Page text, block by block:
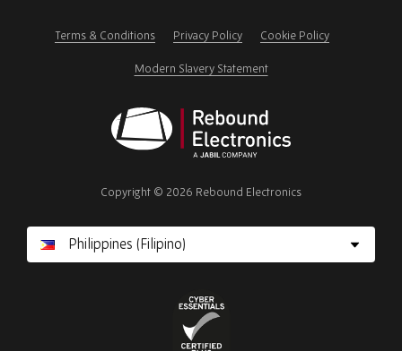
Terms & Conditions Privacy Policy Cookie Policy
Modern Slavery Statement
Electronics
Copyright © 2026 Rebound Electronics